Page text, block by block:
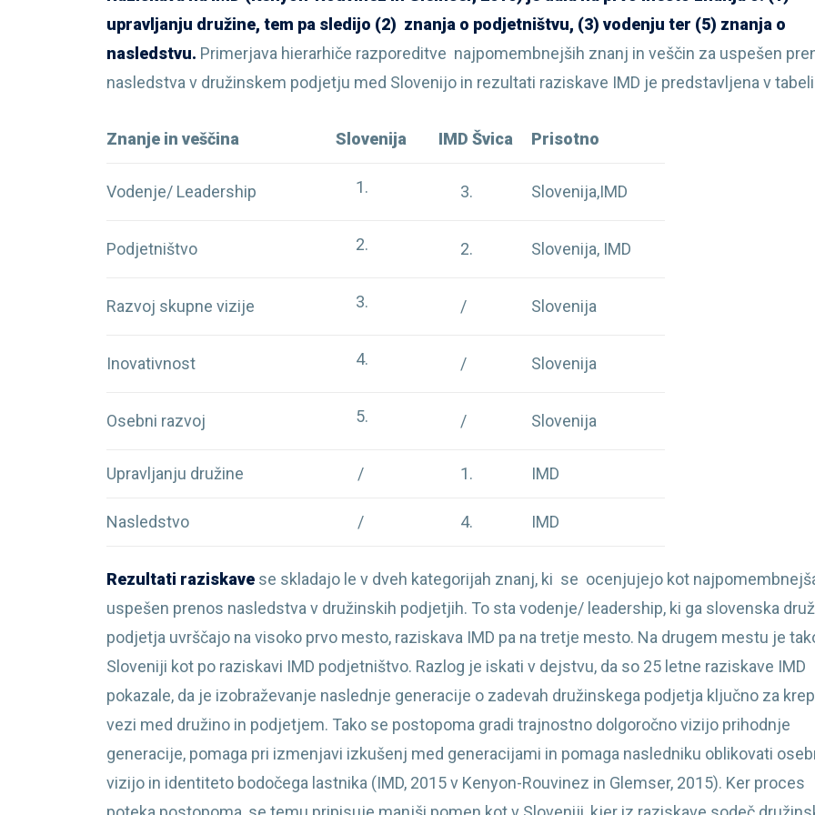
upravljanju družine, tem pa sledijo (2) znanja o podjetništvu, (3) vodenju ter (5) znanja o
nasledstvu. Primerjava hierarhiče razporeditve najpomembnejših znanj in veščin za uspešen
nasledstva v družinskem podjetju med Slovenijo in rezultati raziskave IMD je predstavljena v
Znanje in veščina Slovenija IMD Švica Prisotno
Vodenje/ Leadership 3. Slovenija,IMD
Podjetništvo 2. Slovenija, IMD
Razvoj skupne vizije / Slovenija
Inovativnost / Slovenija
Osebni razvoj / Slovenija
Upravljanju družine / 1. IMD
Nasledstvo / 4. IMD
Rezultati raziskave se skladajo le v dveh kategorijah znanj, ki se ocenjujejo kot
uspešen prenos nasledstva v družinskih podjetjih. To sta vodenje/ leadership, ki ga slovenska
podjetja uvrščajo na visoko prvo mesto, raziskava IMD pa na tretje mesto. Na drugem mestu je
Sloveniji kot po raziskavi IMD podjetništvo. Razlog je iskati v dejstvu, da so 25 letne raziskave IMD
pokazale, da je izobraževanje naslednje generacije o zadevah družinskega podjetja ključno za
vezi med družino in podjetjem. Tako se postopoma gradi trajnostno dolgoročno vizijo prihodnje
generacije, pomaga pri izmenjavi izkušenj med generacijami in pomaga nasledniku oblikovati
vizijo in identiteto bodočega lastnika (IMD, 2015 v Kenyon-Rouvinez in Glemser, 2015). Ker proces